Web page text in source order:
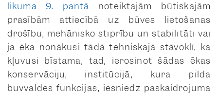
likuma
9. pantā noteiktajām būtiskajām
prasībām attiecībā uz būves lietošanas
drošību, mehānisko stiprību un stabilitāti vai
ja ēka nonākusi tādā tehniskajā stāvoklī, ka
kļuvusi bīstama, tad, ierosinot šādas ēkas
konservāciju, institūcijā, kura pilda
būvvaldes funkcijas, iesniedz paskaidrojuma